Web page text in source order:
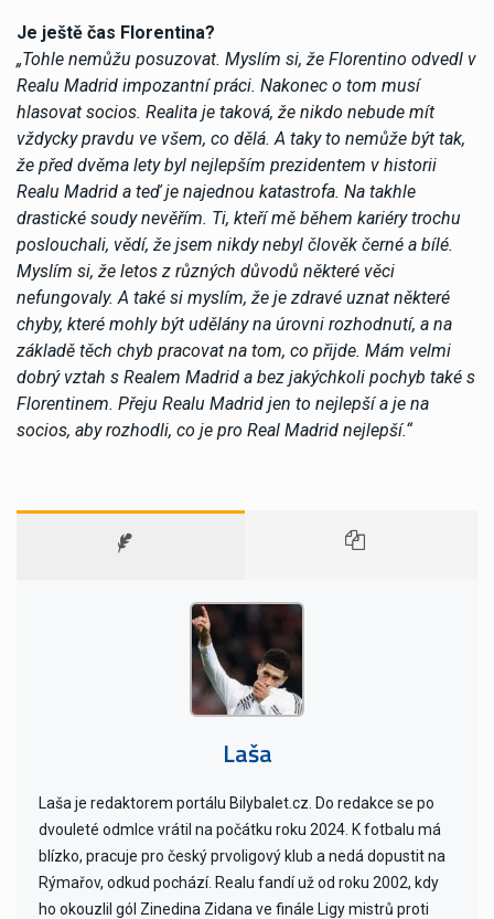
Je ještě čas Florentina?
„Tohle nemůžu posuzovat. Myslím si, že Florentino odvedl v
Realu Madrid impozantní práci. Nakonec o tom musí
hlasovat socios. Realita je taková, že nikdo nebude mít
vždycky pravdu ve všem, co dělá. A taky to nemůže být tak,
že před dvěma lety byl nejlepším prezidentem v historii
Realu Madrid a teď je najednou katastrofa. Na takhle
drastické soudy nevěřím. Ti, kteří mě během kariéry trochu
poslouchali, vědí, že jsem nikdy nebyl člověk černé a bílé.
Myslím si, že letos z různých důvodů některé věci
nefungovaly. A také si myslím, že je zdravé uznat některé
chyby, které mohly být udělány na úrovni rozhodnutí, a na
základě těch chyb pracovat na tom, co přijde. Mám velmi
dobrý vztah s Realem Madrid a bez jakýchkoli pochyb také s
Florentinem. Přeju Realu Madrid jen to nejlepší a je na
socios, aby rozhodli, co je pro Real Madrid nejlepší.“
Laša
Laša je redaktorem portálu Bilybalet.cz. Do redakce se po
dvouleté odmlce vrátil na počátku roku 2024. K fotbalu má
blízko, pracuje pro český prvoligový klub a nedá dopustit na
Rýmařov, odkud pochází. Realu fandí už od roku 2002, kdy
ho okouzlil gól Zinedina Zidana ve finále Ligy mistrů proti